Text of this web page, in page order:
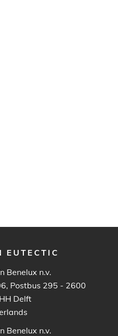
EUTECTIC
Benelux n.v.
Postbus 295 - 2600
Delft
Benelux n.v.